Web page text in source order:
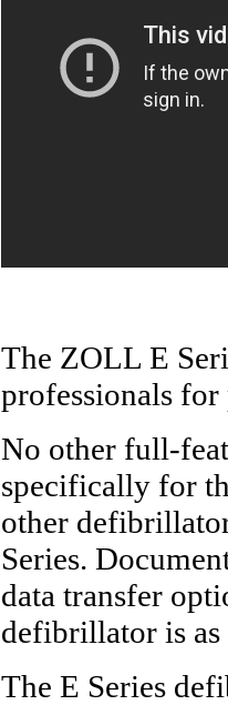
The ZOLL E
professionals for
No other full-
specifically for
other
Series.
data transfer
defibrillator is as
The E Series